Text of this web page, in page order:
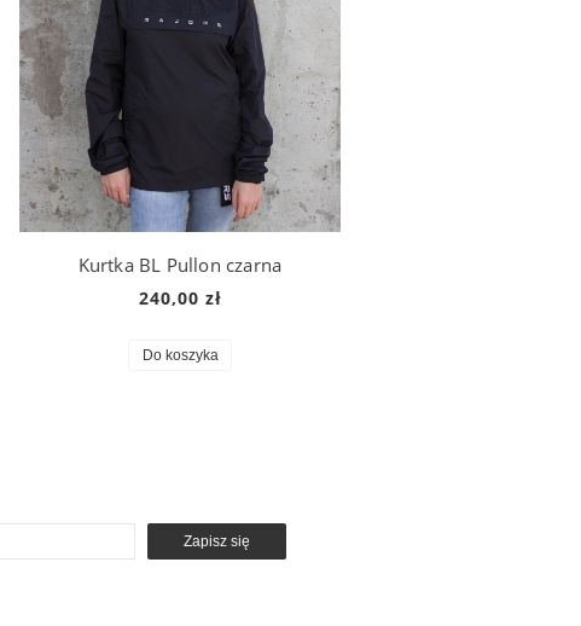
Kurtka BL Pullon czarna
240,00 zł
Do koszyka
Zapisz się